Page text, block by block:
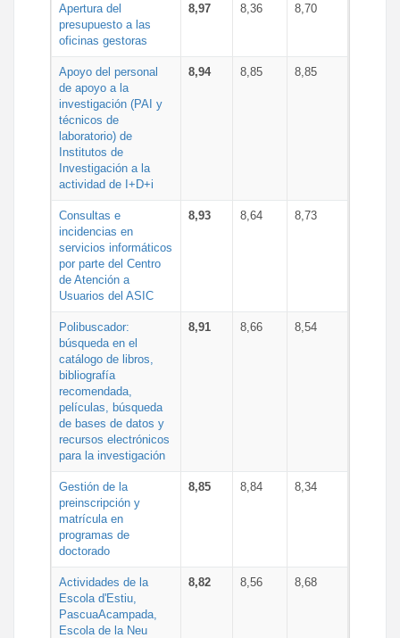
Apertura del
presupuesto a las
oficinas gestoras
8,97 8,36 8,70
Apoyo del personal
de apoyo a la
investigación (PAI y
técnicos de
laboratorio) de
Institutos de
Investigación a la
actividad de I+D+i
8,94 8,85 8,85
Consultas e
incidencias en
servicios informáticos
por parte del Centro
de Atención a
Usuarios del ASIC
8,93 8,64 8,73
Polibuscador:
búsqueda en el
catálogo de libros,
bibliografía
recomendada,
películas, búsqueda
de bases de datos y
recursos electrónicos
para la investigación
8,91 8,66 8,54
Gestión de la
preinscripción y
matrícula en
programas de
doctorado
8,85 8,84 8,34
Actividades de la
Escola d'Estiu,
PascuaAcampada,
Escola de la Neu
8,82 8,56 8,68